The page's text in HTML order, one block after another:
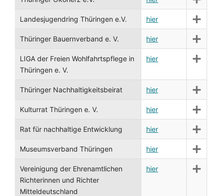
Landesjugendring Thüringen e.V. hier
Thüringer Bauernverband e. V. hier
LIGA der Freien Wohlfahrtspflege in
Thüringen e. V.
hier
Thüringer Nachhaltigkeitsbeirat hier
Kulturrat Thüringen e. V. hier
Rat für nachhaltige Entwicklung hier
Museumsverband Thüringen hier
Vereinigung der Ehrenamtlichen
Richterinnen und Richter
Mitteldeutschland
hier